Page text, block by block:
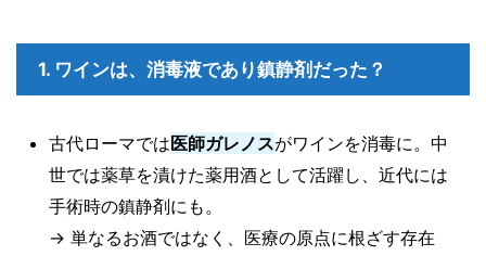
1. ワインは、消毒液であり鎮静剤だった？
古代ローマでは医師ガレノスがワインを消毒に。中
世では薬草を漬けた薬用酒として活躍し、近代には
手術時の鎮静剤にも。
→ 単なるお酒ではなく、医療の原点に根ざす存在